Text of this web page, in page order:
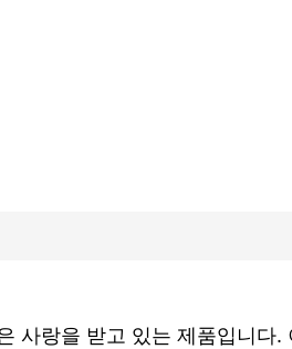
사랑을 받고 있는 제품입니